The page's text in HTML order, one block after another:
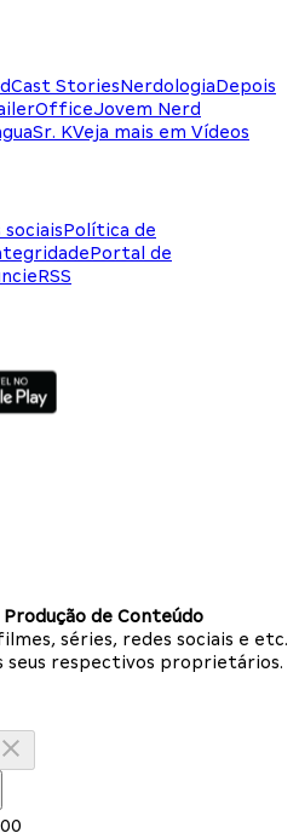
StoriesNerdologiaDepois
Jovem Nerd
Sr. KVeja mais em Vídeos
sociaisPolítica de
Portal de
RSS
de Conteúdo
séries, redes sociais e etc.
seus respectivos proprietários.